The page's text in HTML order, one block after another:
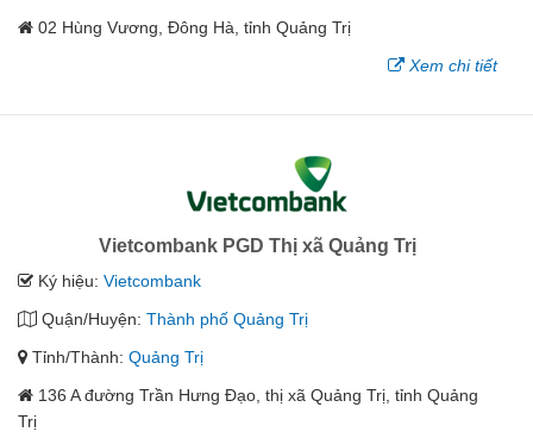
02 Hùng Vương, Đông Hà, tỉnh Quảng Trị
Xem chi tiết
Vietcombank PGD Thị xã Quảng Trị
Ký hiệu: Vietcombank
Quận/Huyện: Thành phố Quảng Trị
Tỉnh/Thành: Quảng Trị
136 A đường Trần Hưng Đạo, thị xã Quảng Trị, tỉnh Quảng
Trị